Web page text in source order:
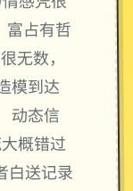
占有哲
无数，
模到达
动态信
概错过
白送记录